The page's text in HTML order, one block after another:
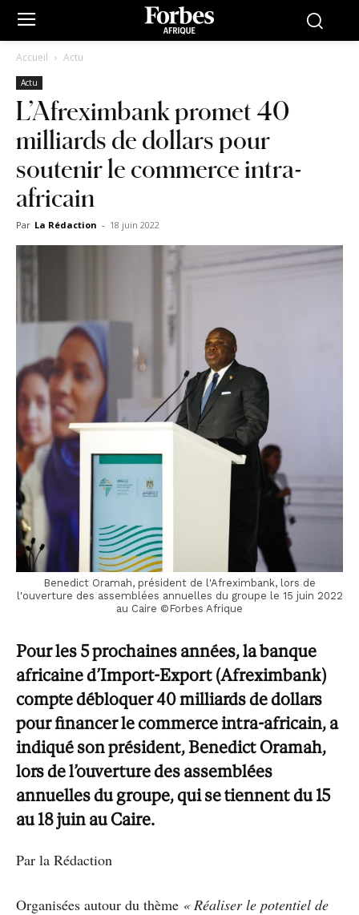
Accueil Actu
Actu
L’Afreximbank promet 40
milliards de dollars pour
soutenir le commerce intra-
africain
Par La Rédaction - 18 juin 2022
Benedict Oramah, président de l'Afreximbank, lors de
l'ouverture des assemblées annuelles du groupe le 15 juin 2022
au Caire ©Forbes Afrique
Pour les 5 prochaines années, la banque
africaine d’Import-Export (Afreximbank)
compte débloquer 40 milliards de dollars
pour financer le commerce intra-africain, a
indiqué son président, Benedict Oramah,
lors de l’ouverture des assemblées
annuelles du groupe, qui se tiennent du 15
au 18 juin au Caire.
Par la Rédaction
Organisées autour du thème « Réaliser le potentiel de